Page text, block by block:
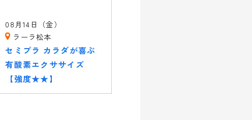
08月14日（金）
ラーラ松本
セミプラ カラダが喜ぶ
有酸素エクササイズ
【強度★★】